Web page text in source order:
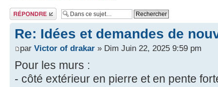
Répondre
Re: Idées et demandes de
par Victor of drakar » Dim Juin 22, 2025 9:59 pm
Pour les murs :
- côté extérieur en pierre et en pente